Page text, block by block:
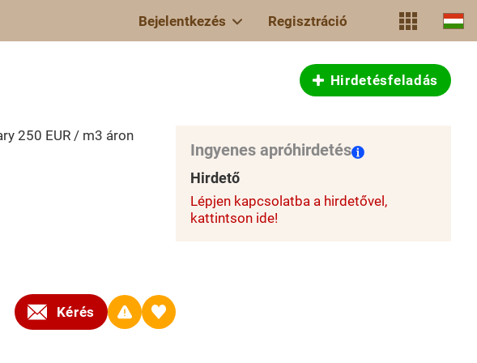
Bejelentkezés Regisztráció
Hirdetésfeladás
250 EUR / m3 áron
Kérés
Ingyenes apróhirdetés
Hirdető
Lépjen kapcsolatba a hirdetővel,
kattintson ide!